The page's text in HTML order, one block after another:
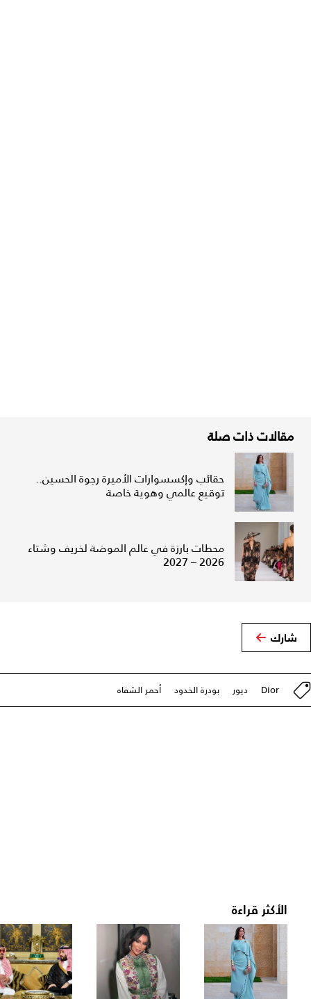
مقالات ذات صلة
حقائب وإكسسوارات الأميرة رجوة الحسين..
توقيع عالمي وهوية خاصة
محطات بارزة في عالم الموضة لخريف وشتاء
2026 – 2027
شارك
Dior ديور بودرة الخدود أحمر الشفاه
الأكثر قراءة